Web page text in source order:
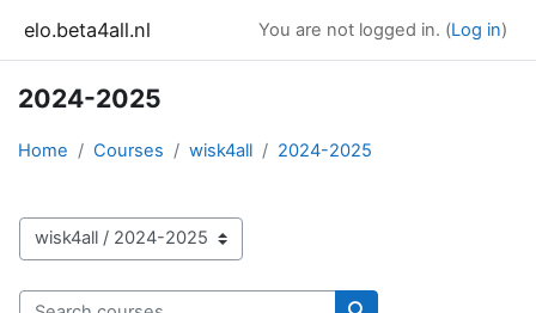
elo.beta4all.nl You are not logged in. (Log in)
2024-2025
Home Courses wisk4all 2024-2025
Course categories
Search courses